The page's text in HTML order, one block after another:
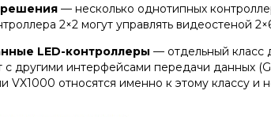
— несколько однотипных
2×2 могут управлять видеостеной
LED-контроллеры — отдельный класс
другими интерфейсами передачи данных
VX1000 относятся именно к этому классу